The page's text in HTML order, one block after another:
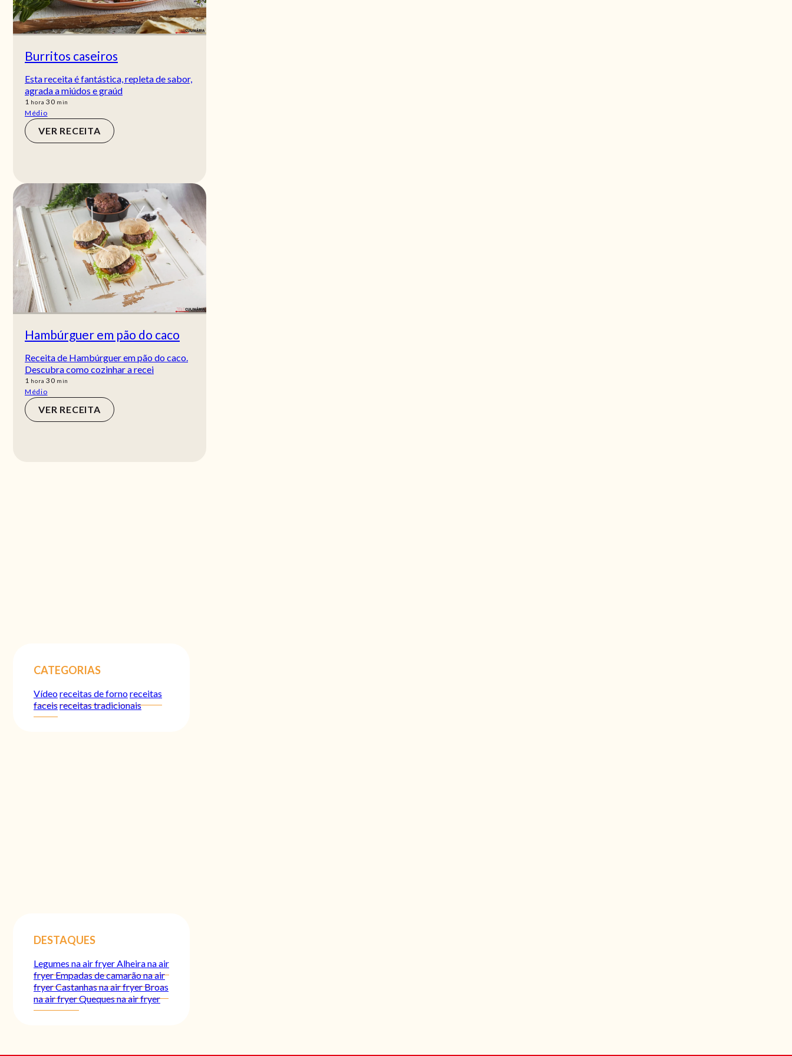
Burritos caseiros
Esta receita é fantástica, repleta de sabor,
agrada a miúdos e graúd
1 hora
hora 30min
min
Médio
VER RECEITA
Hambúrguer em pão do caco
Receita de Hambúrguer em pão do caco.
Descubra como cozinhar a recei
1 hora
hora 30min
min
Médio
VER RECEITA
CATEGORIAS
Vídeoreceitas de fornoreceitas
faceisreceitas tradicionais
DESTAQUES
Legumes na air fryerAlheira na air
fryerEmpadas de camarão na air
fryerCastanhas na air fryerBroas
na air fryerQueques na air fryer